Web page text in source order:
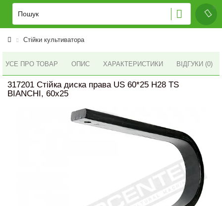
Стійки культиватора
УСЕ ПРО ТОВАР ОПИС ХАРАКТЕРИСТИКИ ВІДГУКИ (0)
317201 Стійка диска права US 60*25 H28 TS
BIANCHI, 60x25